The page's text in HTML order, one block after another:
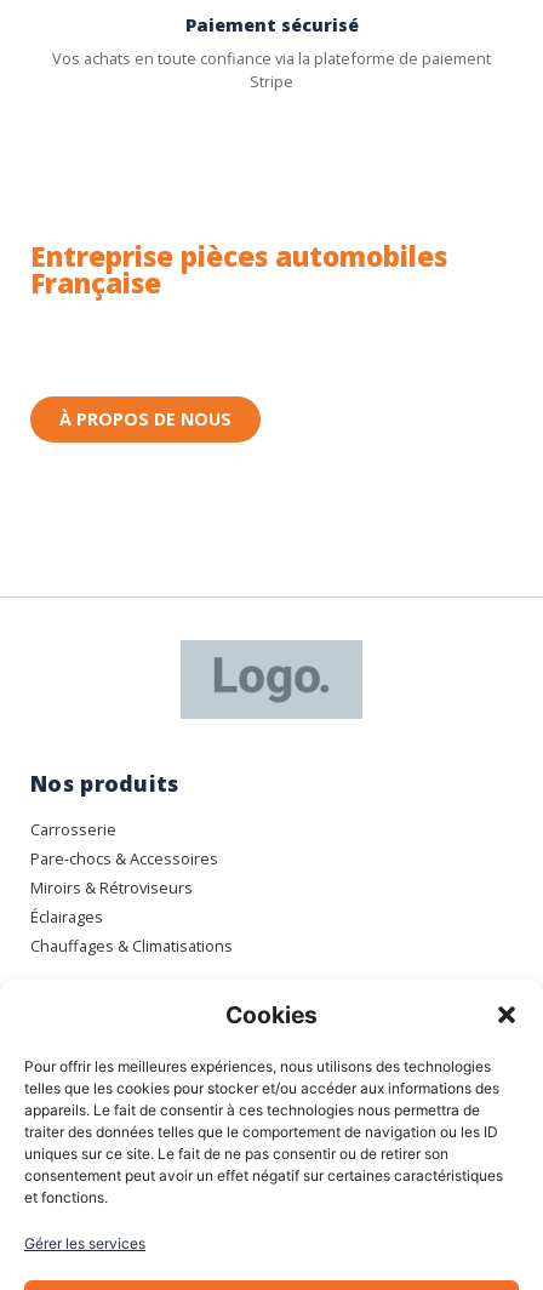
Cookies
Pour offrir les meilleures expériences, nous utilisons des technologies
telles que les cookies pour stocker et/ou accéder aux informations des
appareils. Le fait de consentir à ces technologies nous permettra de
traiter des données telles que le comportement de navigation ou les ID
uniques sur ce site. Le fait de ne pas consentir ou de retirer son
consentement peut avoir un effet négatif sur certaines caractéristiques
et fonctions.
Gérer les services
Paiement sécurisé
Vos achats en toute confiance via la plateforme de paiement
Stripe
Entreprise pièces automobiles
Française
À PROPOS DE NOUS
Nos produits
Carrosserie
Pare-chocs & Accessoires
Miroirs & Rétroviseurs
Éclairages
Chauffages & Climatisations
Mon compte
Mes commandes
Mes adresses
Mon panier
Informations
À Propos de nous
Blog